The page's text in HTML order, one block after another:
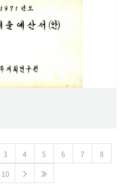
3 4 5 6 7
8
10